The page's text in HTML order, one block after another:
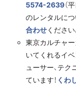
5574-2639（
のレンタルに
合わせください
東京カルチャ
いてくれるイ
ューサー、テ
ています！ くわ